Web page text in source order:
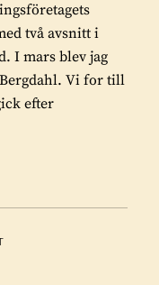
två avsnitt i
I mars blev jag
Vi for till
efter